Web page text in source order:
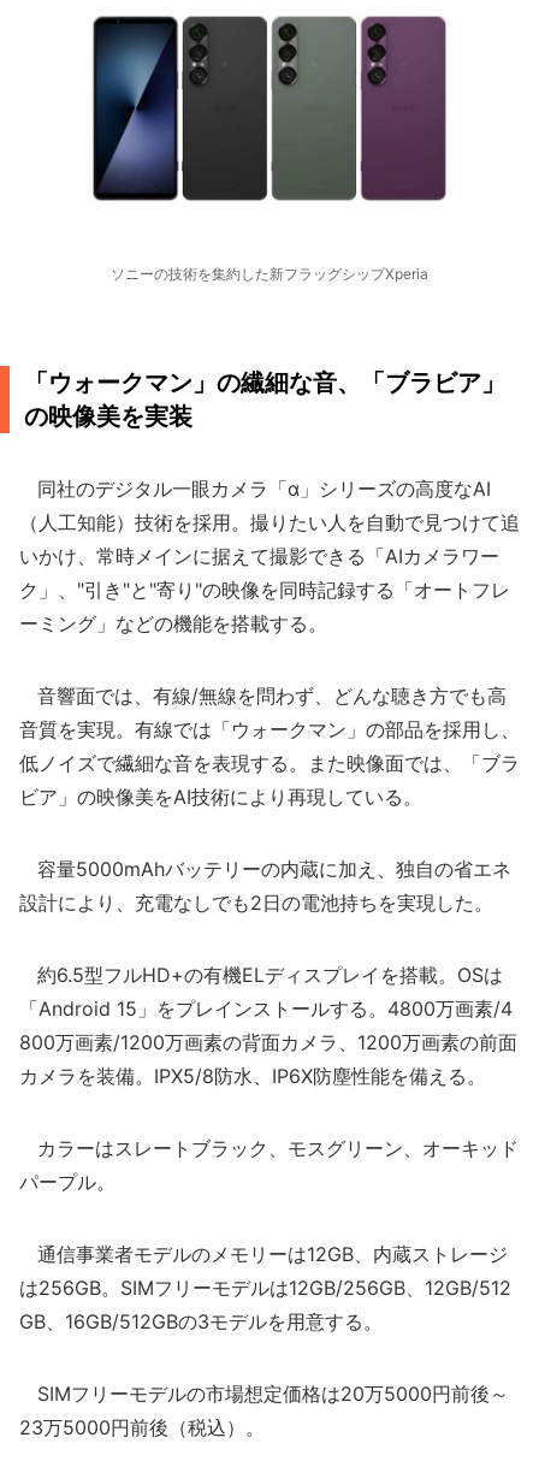
ソニーの技術を集約した新フラッグシップXperia
「ウォークマン」の繊細な音、「ブラビア」
の映像美を実装
同社のデジタル一眼カメラ「α」シリーズの高度なAI
（人工知能）技術を採用。撮りたい人を自動で見つけて追
いかけ、常時メインに据えて撮影できる「AIカメラワー
ク」、"引き"と"寄り"の映像を同時記録する「オートフレ
ーミング」などの機能を搭載する。
音響面では、有線/無線を問わず、どんな聴き方でも高
音質を実現。有線では「ウォークマン」の部品を採用し、
低ノイズで繊細な音を表現する。また映像面では、「ブラ
ビア」の映像美をAI技術により再現している。
容量5000mAhバッテリーの内蔵に加え、独自の省エネ
設計により、充電なしでも2日の電池持ちを実現した。
約6.5型フルHD+の有機ELディスプレイを搭載。OSは
「Android 15」をプレインストールする。4800万画素/4
800万画素/1200万画素の背面カメラ、1200万画素の前面
カメラを装備。IPX5/8防水、IP6X防塵性能を備える。
カラーはスレートブラック、モスグリーン、オーキッド
パープル。
通信事業者モデルのメモリーは12GB、内蔵ストレージ
は256GB。SIMフリーモデルは12GB/256GB、12GB/512
GB、16GB/512GBの3モデルを用意する。
SIMフリーモデルの市場想定価格は20万5000円前後～
23万5000円前後（税込）。